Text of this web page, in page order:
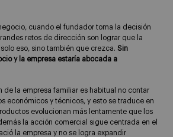
cuando el fundador toma la decisión
retos de dirección son lograr que la
eso, sino también que crezca. Sin
y la empresa estaría abocada a
de la empresa familiar es habitual no contar
económicos y técnicos, y esto se traduce en
evolucionan más lentamente que los
la acción comercial sigue centrada en el
la empresa y no se logra expandir